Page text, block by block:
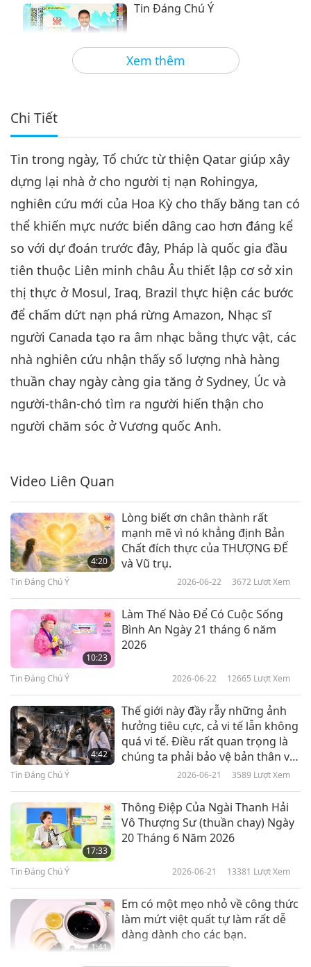
Xem thêm
39:11
Tin Đáng Chú Ý
2023-06-03 2715
4
Tin Đáng Chú Ý 2023-06-04 2646 Lượt Xem
5
43:02
Tin Đáng Chú Ý
Tin Đáng Chú Ý 2023-06-05 2754Lượt Xem
42:19
Tin Đáng Chú Ý
Tin Đáng Chú Ý 2023-06-06 2695Lượt Xem
7
Tin Đáng Chú Ý
8
39:20
Tin Đáng Chú Ý 2023-06-08 2639Lượt Xem
9
43:45
Tin Đáng Chú Ý
Tin Đáng Chú Ý
10
40:10
Tin Đáng Chú Ý
Tin Đáng Chú Ý 2023-06-10 2773Lượt Xem
11
40:38
Tin Đáng Chú Ý
Tin Đáng Chú Ý 2023-06-11 2563
12
42:06
Tin Đáng Chú Ý
Tin Đáng Chú Ý 2023-06-12 2678
Chi Tiết
Tin trong ngày, Tổ chức từ thiện Qatar giúp xây
dựng lại nhà ở cho người tị nạn Rohingya,
nghiên cứu mới của Hoa Kỳ cho thấy băng tan có
thể khiến mực nước biển dâng cao hơn đáng kể
so với dự đoán trước đây, Pháp là quốc gia đầu
tiên thuộc Liên minh châu Âu thiết lập cơ sở xin
thị thực ở Mosul, Iraq, Brazil thực hiện các bước
để chấm dứt nạn phá rừng Amazon, Nhạc sĩ
người Canada tạo ra âm nhạc bằng thực vật, các
nhà nghiên cứu nhận thấy số lượng nhà hàng
thuần chay ngày càng gia tăng ở Sydney, Úc và
người-thân-chó tìm ra người hiến thận cho
người chăm sóc ở Vương quốc Anh.
Video Liên Quan
4:20
Lòng biết ơn chân thành rất
mạnh mẽ vì nó khẳng định Bản
Chất đích thực của THƯỢNG ĐẾ
và Vũ trụ.
Tin Đáng Chú Ý 2026-06-22 3672 Lượt Xem
10:23
Làm Thế Nào Để Có Cuộc Sống
Bình An Ngày 21 tháng 6 năm
2026
Tin Đáng Chú Ý 2026-06-22 12665 Lượt Xem
4:42
Thế giới này đầy rẫy những ảnh
hưởng tiêu cực, cả vi tế lẫn không
quá vi tế. Điều rất quan trọng là
chúng ta phải bảo vệ bản thân về
tâm trí, thể chất và tinh thần, và
bè.
Tin Đáng Chú Ý 2026-06-21 3589 Lượt Xem
17:33
Thông Điệp Của Ngài Thanh Hải
Vô Thượng Sư (thuần chay) Ngày
20 Tháng 6 Năm 2026
Tin Đáng Chú Ý 2026-06-21 13381 Lượt Xem
1:41
Em có một mẹo nhỏ về công thức
làm mứt việt quất tự làm rất dễ
dàng dành cho các bạn.